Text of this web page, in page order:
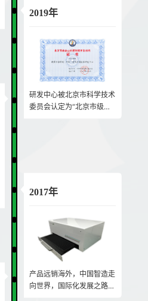
2019年
研发中心被北京市科学技术
委员会认定为“北京市级企
2017年
产品远销海外，中国智造走
向世界，国际化发展之路提